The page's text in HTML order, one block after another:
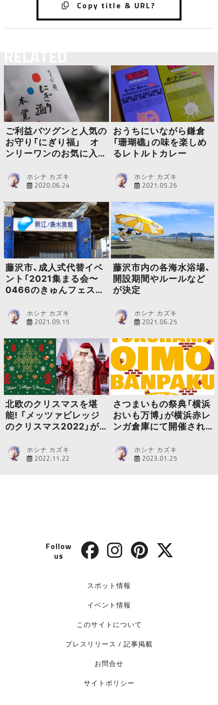
ご利益バツグンと人気の
お守り「にぎり福」 オ
ンリーワンのお気に入り
ホシナ カズキ
2020.06.24
おうちにいながら鎌倉
「珊瑚礁」の味を楽しめ
るレトルトカレー
ホシナ カズキ
2021.05.26
藤沢市、成人式代替イベ
ント「2021集まる会〜
0466のきゅんフェス」
ホシナ カズキ
2021.09.15
藤沢市内の各海水浴場、
開設期間やルールなど
が決定
ホシナ カズキ
2021.06.25
北欧のクリスマスを堪
能! 「メッツァビレッジ
のクリスマス2022」が
ホシナ カズキ
2022.11.22
さつまいもの祭典「横浜
おいも万博」が横浜赤レ
ンガ倉庫にて開催され
ホシナ カズキ
2023.01.25
Follow
us
スポット情報
イベント情報
このサイトについて
プレスリリース / 記事掲載
お問合せ
サイトポリシー